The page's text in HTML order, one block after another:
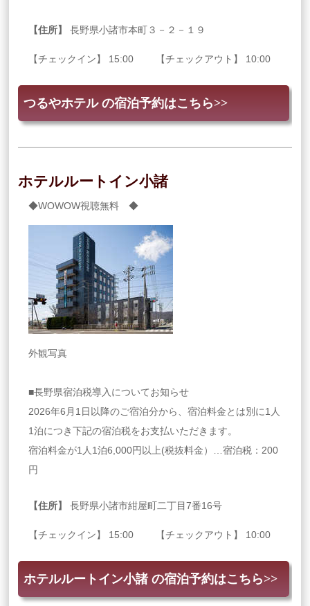
【住所】 長野県小諸市本町３－２－１９
【チェックイン】 15:00 【チェックアウト】 10:00
つるやホテル の宿泊予約はこちら>>
ホテルルートイン小諸
◆WOWOW視聴無料 ◆
外観写真
■長野県宿泊税導入についてお知らせ
2026年6月1日以降のご宿泊分から、宿泊料金とは別に1人
1泊につき下記の宿泊税をお支払いただきます。
宿泊料金が1人1泊6,000円以上(税抜料金）…宿泊税：200
円
【住所】 長野県小諸市紺屋町二丁目7番16号
【チェックイン】 15:00 【チェックアウト】 10:00
ホテルルートイン小諸 の宿泊予約はこちら>>